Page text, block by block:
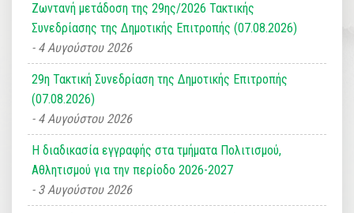
Ζωντανή μετάδοση της 29ης/2026 Τακτικής
Συνεδρίασης της Δημοτικής Επιτροπής (07.08.2026)
4 Αυγούστου 2026
29η Τακτική Συνεδρίαση της Δημοτικής Επιτροπής
(07.08.2026)
4 Αυγούστου 2026
Η διαδικασία εγγραφής στα τμήματα Πολιτισμού,
Αθλητισμού για την περίοδο 2026-2027
3 Αυγούστου 2026